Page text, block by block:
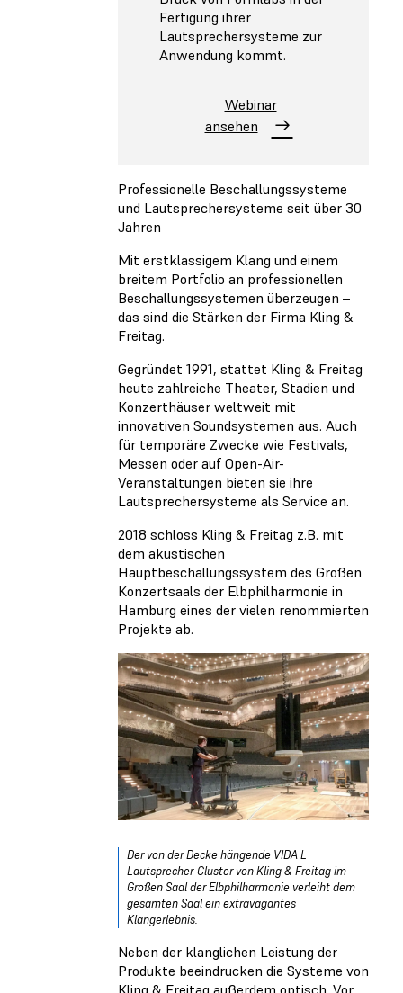
Fertigung ihrer
Lautsprechersysteme zur
Anwendung kommt.
Webinar
ansehen
Professionelle Beschallungssysteme
und Lautsprechersysteme seit über 30
Jahren
Mit erstklassigem Klang und einem
breitem Portfolio an professionellen
Beschallungssystemen überzeugen –
das sind die Stärken der Firma Kling &
Freitag.
Gegründet 1991, stattet Kling & Freitag
heute zahlreiche Theater, Stadien und
Konzerthäuser weltweit mit
innovativen Soundsystemen aus. Auch
für temporäre Zwecke wie Festivals,
Messen oder auf Open-Air-
Veranstaltungen bieten sie ihre
Lautsprechersysteme als Service an.
2018 schloss Kling & Freitag z.B. mit
dem akustischen
Hauptbeschallungssystem des Großen
Konzertsaals der Elbphilharmonie in
Hamburg eines der vielen renommierten
Projekte ab.
Der von der Decke hängende VIDA L
Lautsprecher-Cluster von Kling & Freitag im
Großen Saal der Elbphilharmonie verleiht dem
gesamten Saal ein extravagantes
Klangerlebnis.
Neben der klanglichen Leistung der
Produkte beeindrucken die Systeme von